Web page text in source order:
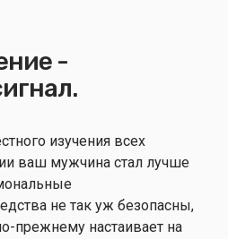
-
изучения всех
ваш мужчина стал лучше
не так уж безопасны,
прежнему настаивает на